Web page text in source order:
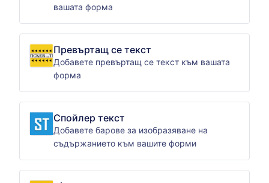
вашата форма
Превъртащ се текст
Добавете превъртащ се текст към вашата
форма
Спойлер текст
Добавете барове за изобразяване на
съдържанието към вашите форми